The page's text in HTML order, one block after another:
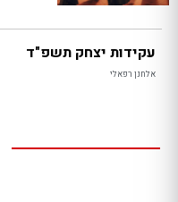
עקידות יצחק תשפ"ד
אלחנן רפאלי